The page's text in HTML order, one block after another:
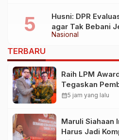
Nasional
Husni: DPR
agar Tak Bebani
TERBARU
Raih LPM
Tegaskan
Kolaborasi
calendar_month5 jam yang lalu
Maruli Siahaan
Harus Jadi